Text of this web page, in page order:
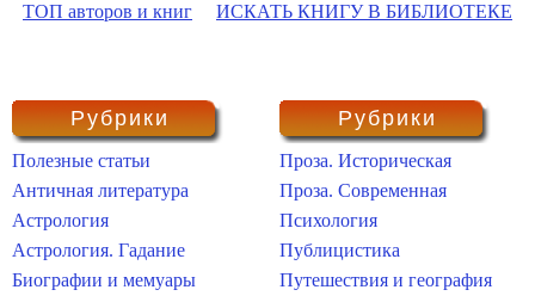
ТОП авторов и книг ИСКАТЬ КНИГУ В БИБЛИОТЕКЕ
Рубрики
Полезные статьи
Античная литература
Астрология
Астрология. Гадание
Биографии и мемуары
Рубрики
Проза. Историческая
Проза. Современная
Психология
Публицистика
Путешествия и география